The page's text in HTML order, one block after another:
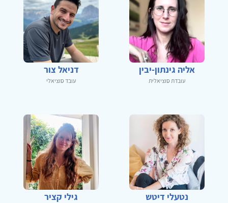
אליה גינתון-יבין
עובדת סוציאלית
דניאל צור
עובד סוציאלי
נטעלי דיטש גילי קציר